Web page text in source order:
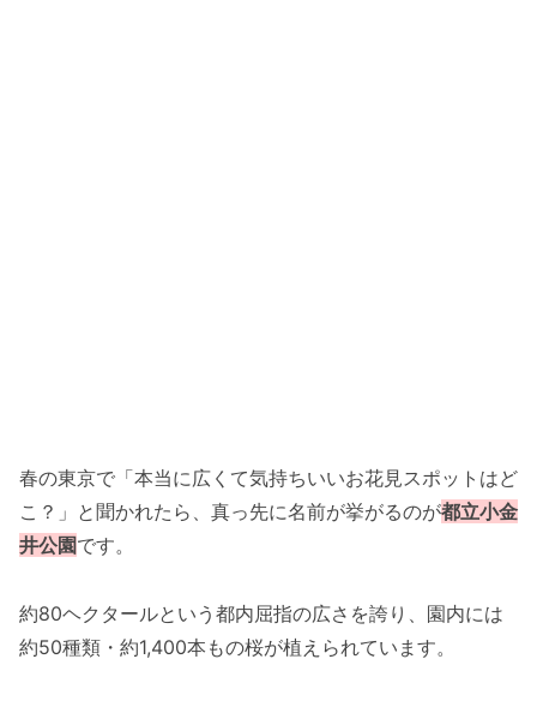
春の東京で「本当に広くて気持ちいいお花見スポットはど
こ？」と聞かれたら、真っ先に名前が挙がるのが都立小金
井公園です。
約80ヘクタールという都内屈指の広さを誇り、園内には
約50種類・約1,400本もの桜が植えられています。